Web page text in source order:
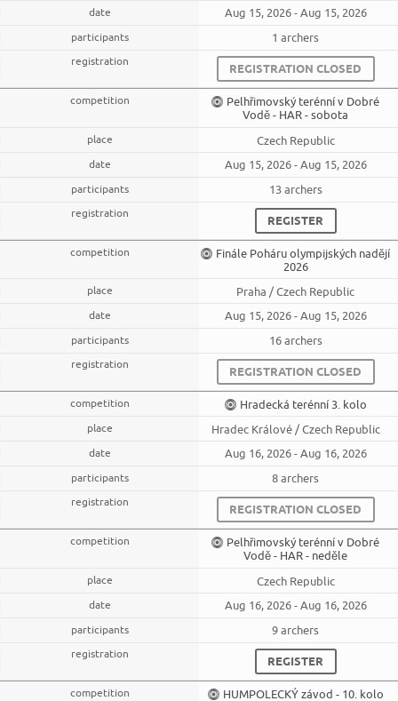
Aug 15, 2026 - Aug 15, 2026
1 archers
REGISTRATION CLOSED
Pelhřimovský terénní v Dobré
Vodě - HAR - sobota
Czech Republic
Aug 15, 2026 - Aug 15, 2026
13 archers
REGISTER
Finále Poháru olympijských nadějí
2026
Praha / Czech Republic
Aug 15, 2026 - Aug 15, 2026
16 archers
REGISTRATION CLOSED
Hradecká terénní 3. kolo
Hradec Králové / Czech Republic
Aug 16, 2026 - Aug 16, 2026
8 archers
REGISTRATION CLOSED
Pelhřimovský terénní v Dobré
Vodě - HAR - neděle
Czech Republic
Aug 16, 2026 - Aug 16, 2026
9 archers
REGISTER
HUMPOLECKÝ závod - 10. kolo